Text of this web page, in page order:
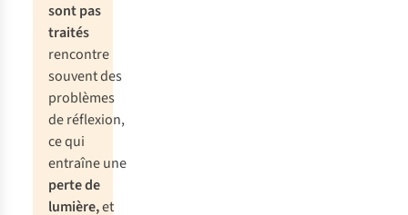
sont pas
traités
rencontre
souvent des
problèmes
de réflexion,
ce qui
entraîne une
perte de
lumière,et